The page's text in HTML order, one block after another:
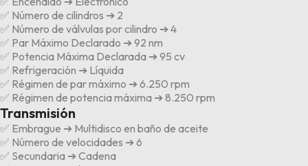
✅ Número de cilindros ➔ 2
✅ Número de válvulas por cilindro ➔ 4
✅ Par Máximo Declarado ➔ 92 nm
✅ Potencia Máxima Declarada ➔ 95 cv
✅ Refrigeración ➔ Líquida
✅ Régimen de par máximo ➔ 6.250 rpm
✅ Régimen de potencia máxima ➔ 8.250 rpm
Transmisión
✅ Embrague ➔ Multidisco en baño de aceite
✅ Número de velocidades ➔ 6
✅ Secundaria ➔ Cadena